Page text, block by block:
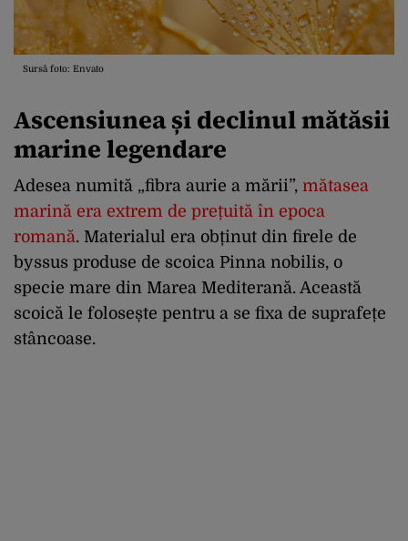
Sursă foto: Envato
Ascensiunea și declinul mătăsii
marine legendare
Adesea numită „fibra aurie a mării”, mătasea
marină era extrem de prețuită în epoca
romană. Materialul era obținut din firele de
byssus produse de scoica Pinna nobilis, o
specie mare din Marea Mediterană. Această
scoică le folosește pentru a se fixa de suprafețe
stâncoase.